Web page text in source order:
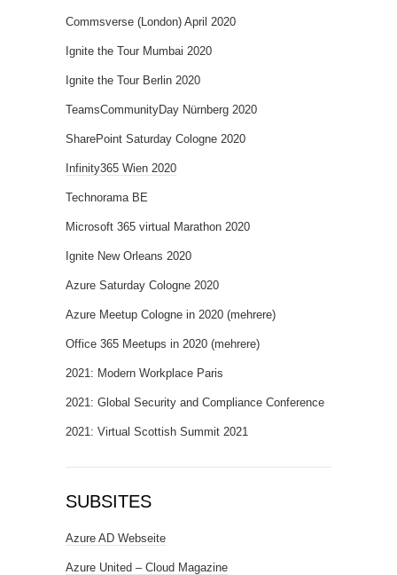
Commsverse (London) April 2020
Ignite the Tour Mumbai 2020
Ignite the Tour Berlin 2020
TeamsCommunityDay Nürnberg 2020
SharePoint Saturday Cologne 2020
Infinity365 Wien 2020
Technorama BE
Microsoft 365 virtual Marathon 2020
Ignite New Orleans 2020
Azure Saturday Cologne 2020
Azure Meetup Cologne in 2020 (mehrere)
Office 365 Meetups in 2020 (mehrere)
2021: Modern Workplace Paris
2021: Global Security and Compliance Conference
2021: Virtual Scottish Summit 2021
SUBSITES
Azure AD Webseite
Azure United – Cloud Magazine